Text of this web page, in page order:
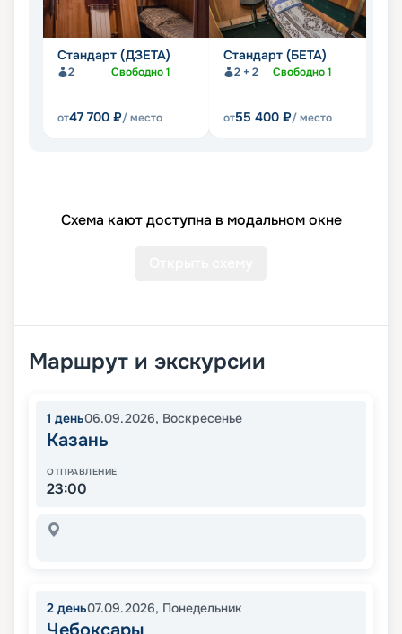
Стандарт (ДЗЕТА)
2 Свободно1
от47 700 ₽/ место
Стандарт (БЕТА)
2 + 2 Свободно1
от55 400 ₽/ место
Схема кают доступна в модальном окне
Маршрут и экскурсии
1 день06.09.2026, Воскресенье
Казань
ОТПРАВЛЕНИЕ
23:00
2 день07.09.2026, Понедельник